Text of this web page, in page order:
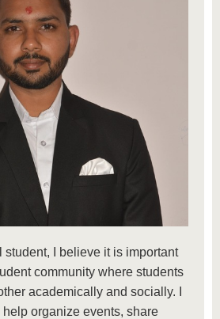
student, I believe it is important
community where students
academically and socially. I
organize events, share